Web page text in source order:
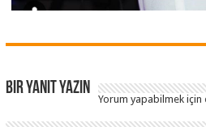
Bir yanıt yazın
Yorum yapabilmek için